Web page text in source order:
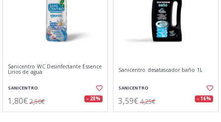
Sanicentro WC Desinfectante Essence
Lirios de agua
SANICENTRO
1,80€ 2,50€ - 28%
Sanicentro desatascador baño 1L
SANICENTRO
3,59€ 4,25€ - 16%